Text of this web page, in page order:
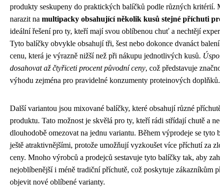
produkty seskupeny do praktických balíčků podle různých kritérií.
narazit na multipacky obsahující několik kusů stejné příchuti
ideální řešení pro ty, kteří mají svou oblíbenou chuť a nechtějí
Tyto balíčky obvykle obsahují tři, šest nebo dokonce dvanáct
cenu, která je výrazně nižší než při nákupu jednotlivých kusů.
dosahovat až čtyřiceti procent původní ceny, což představuje
výhodu zejména pro pravidelné konzumenty proteinových doplňků.
Další variantou jsou mixované balíčky, které obsahují různé
produktu. Tato možnost je skvělá pro ty, kteří rádi střídají chutě a
dlouhodobě omezovat na jednu variantu. Během výprodeje se tyto
ještě atraktivnějšími, protože umožňují vyzkoušet více příchutí za
ceny. Mnoho výrobců a prodejců sestavuje tyto balíčky tak, aby
nejoblíbenější i méně tradiční příchutě, což poskytuje zákazníkům
objevit nové oblíbené varianty.